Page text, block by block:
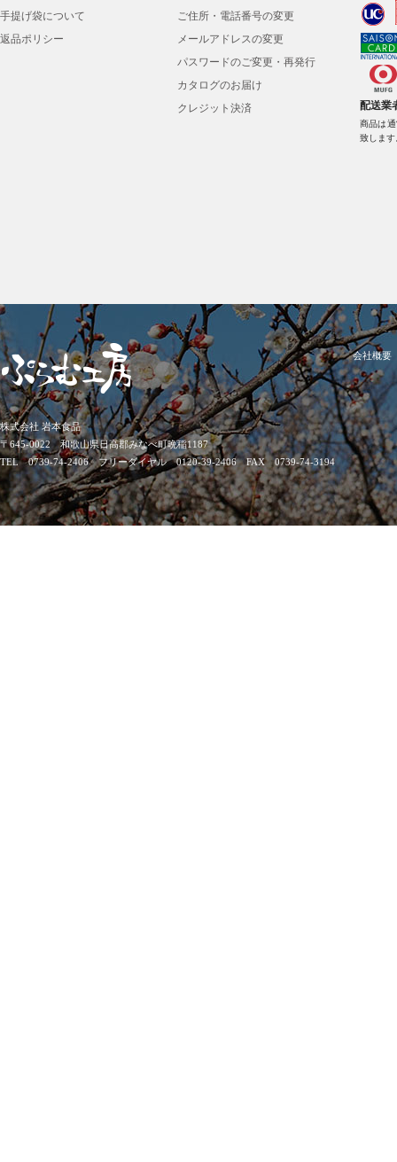
手提げ袋について
返品ポリシー
ご住所・電話番号の変更
メールアドレスの変更
パスワードのご変更・再発行
カタログのお届け
クレジット決済
配送業
商品は
致します
株式会社 岩本食品
〒645-0022 和歌山県日高郡みなべ町晩稲1187
TEL 0739-74-2406 フリーダイヤル 0120-39-2406 FAX 0739-74-3194
会社概要